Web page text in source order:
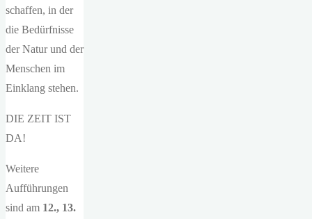
schaffen, in der
die Bedürfnisse
der Natur und der
Menschen im
Einklang stehen.
DIE ZEIT IST
DA!
Weitere
Aufführungen
sind am 12., 13.